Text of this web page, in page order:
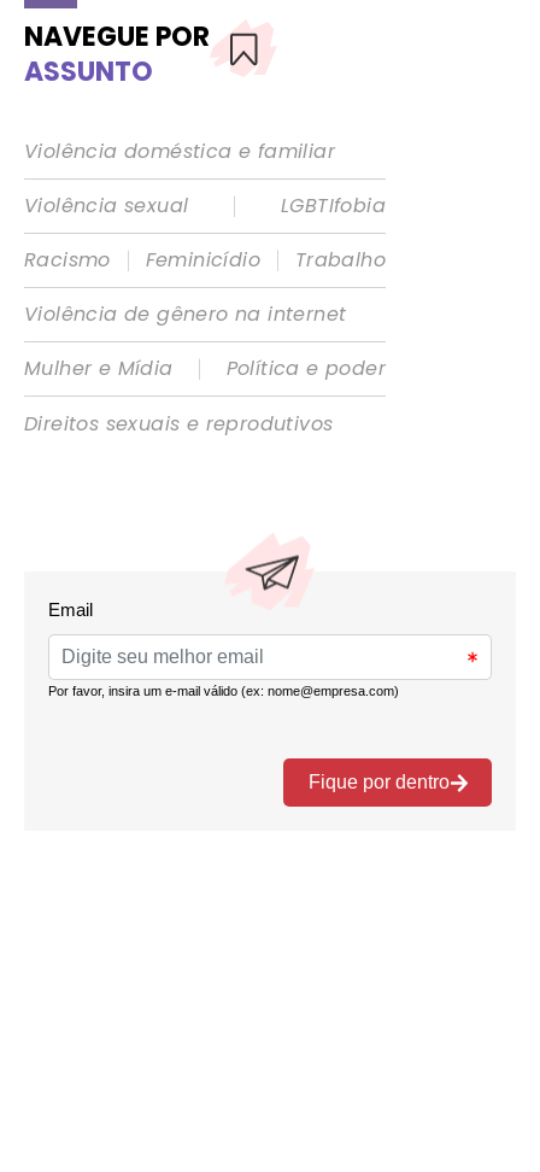
NAVEGUE POR
ASSUNTO
Violência doméstica e familiar
Violência sexual
|
LGBTIfobia
Racismo
| Feminicídio |
Trabalho
Violência de gênero na internet
Mulher e Mídia
|
Política e poder
Direitos sexuais e reprodutivos